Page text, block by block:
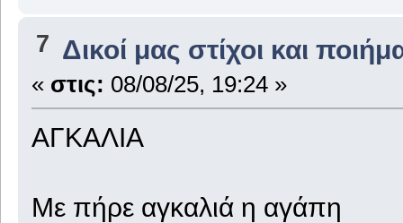
7 Δικοί μας στίχοι και
« στις: 08/08/25, 19:24 »
ΑΓΚΑΛΙΑ
Με πήρε αγκαλιά η αγάπη